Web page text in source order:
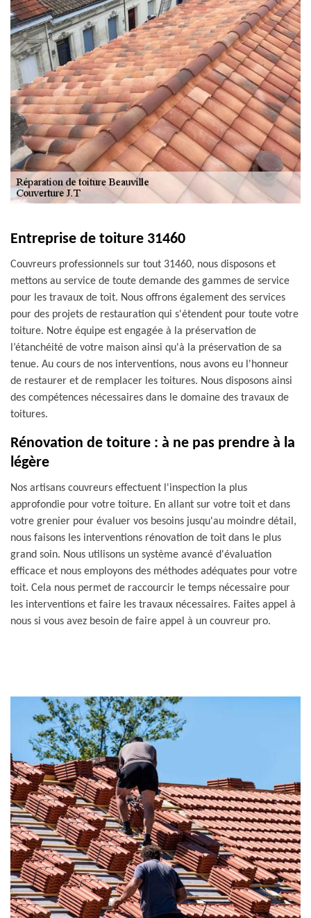
Entreprise de toiture 31460
Couvreurs professionnels sur tout 31460, nous disposons et
mettons au service de toute demande des gammes de service
pour les travaux de toit. Nous offrons également des services
pour des projets de restauration qui s'étendent pour toute votre
toiture. Notre équipe est engagée à la préservation de
l’étanchéité de votre maison ainsi qu'à la préservation de sa
tenue. Au cours de nos interventions, nous avons eu l'honneur
de restaurer et de remplacer les toitures. Nous disposons ainsi
des compétences nécessaires dans le domaine des travaux de
toitures.
Rénovation de toiture : à ne pas prendre à la
légère
Nos artisans couvreurs effectuent l'inspection la plus
approfondie pour votre toiture. En allant sur votre toit et dans
votre grenier pour évaluer vos besoins jusqu'au moindre détail,
nous faisons les interventions rénovation de toit dans le plus
grand soin. Nous utilisons un système avancé d'évaluation
efficace et nous employons des méthodes adéquates pour votre
toit. Cela nous permet de raccourcir le temps nécessaire pour
les interventions et faire les travaux nécessaires. Faites appel à
nous si vous avez besoin de faire appel à un couvreur pro.